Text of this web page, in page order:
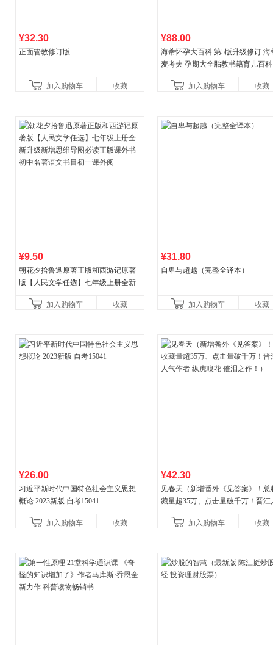
¥32.30
正面管教修订版
加入购物车 收藏
¥88.00
海蒂怀孕大百科 第5版升级修订 海
麦考夫 孕期大全胎教书籍育儿百
健养生百科读物当
加入购物车 收藏
¥9.50
朝花夕拾鲁迅原著正版和西游记原著
版【人民文学任选】七年级上册全新
中名著语文书目初一课外阅
加入购物车 收藏
¥31.80
自卑与超越（完整全译本）
加入购物车 收藏
¥26.00
习近平新时代中国特色社会主义思想
概论 2023新版 自考15041
加入购物车 收藏
¥42.30
见春天（新增番外《见答案》！总
藏量超35万、点击量破千万！晋江
加入购物车
收藏